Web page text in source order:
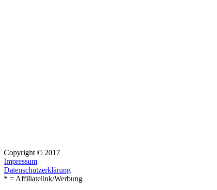
Copyright © 2017
Impressum
Datenschutzerklärung
* = Affiliatelink/Werbung